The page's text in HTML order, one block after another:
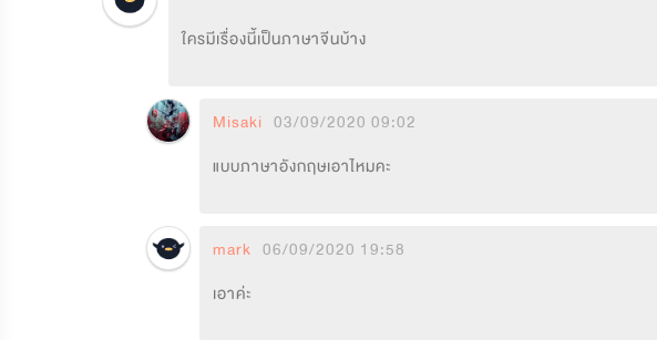
ใครมีเรื่องนี้เป็นภาษาจีนบ้าง
Misaki 03/09/2020 09:02
แบบภาษาอังกฤษเอาไหมคะ
mark 06/09/2020 19:58
เอาค่ะ